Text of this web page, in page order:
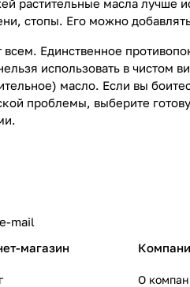
растительные масла лучше
стопы. Его можно
Единственное
использовать в
масло. Если вы
проблемы, выберите
магазин
О